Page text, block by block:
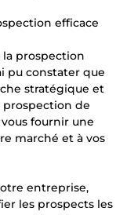
efficace
la prospection
pu constater que
stratégique et
prospection de
fournir une
marché et à vos
entreprise,
les prospects les